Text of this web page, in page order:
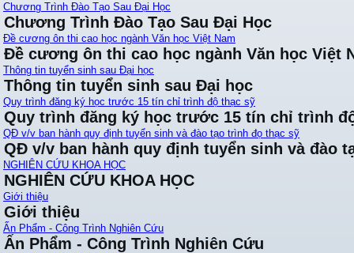
Chương Trình Đào Tạo Sau Đại Học
Chương Trình Đào Tạo Sau Đại Học
Đề cương ôn thi cao học ngành Văn học Việt Nam
Đề cương ôn thi cao học ngành Văn học Việt
Thông tin tuyển sinh sau Đại học
Thông tin tuyển sinh sau Đại học
Quy trình đăng ký học trước 15 tín chỉ trình độ thạc sỹ
Quy trình đăng ký học trước 15 tín chỉ trình
QĐ v/v ban hành quy định tuyển sinh và đào tạo trình đọ thạc sỹ
QĐ v/v ban hành quy định tuyển sinh và đào
NGHIÊN CỨU KHOA HỌC
NGHIÊN CỨU KHOA HỌC
Giới thiệu
Giới thiệu
Ấn Phẩm - Công Trình Nghiên Cứu
Ấn Phẩm - Công Trình Nghiên Cứu